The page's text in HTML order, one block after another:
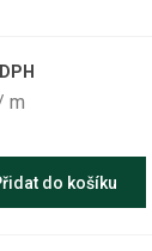
m
do košíku